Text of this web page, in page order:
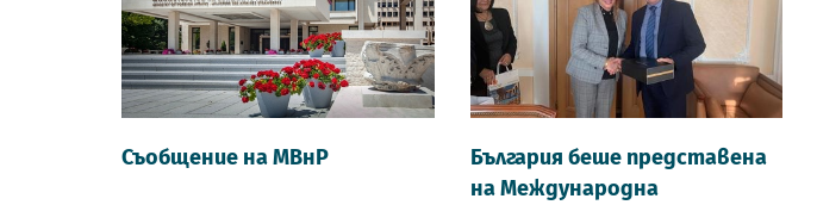
Съобщение на МВнР
България беше представена
на Международна